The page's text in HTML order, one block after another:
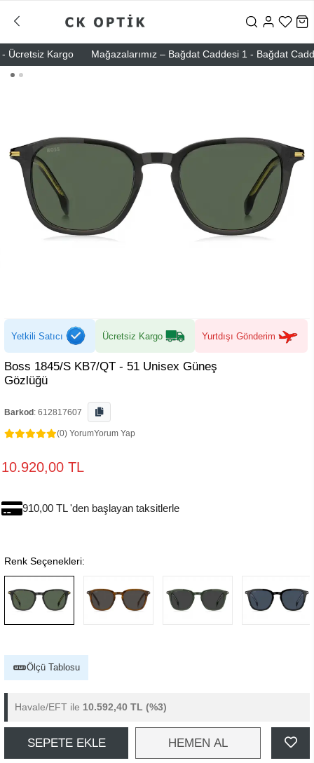
Kargo Mağazalarımız – Bağdat Caddesi 1 - Bağdat
Yetkili Satıcı Ücretsiz Kargo Yurtdışı Gönderim
Boss 1845/S KB7/QT - 51 Unisex Güneş
Gözlüğü
Barkod : 612817607
(0) YorumYorum Yap
10.920,00 TL
910,00 TL 'den başlayan taksitlerle
Renk Seçenekleri:
Ölçü Tablosu
Havale/EFT ile 10.592,40 TL (%3)
SEPETE EKLE HEMEN AL